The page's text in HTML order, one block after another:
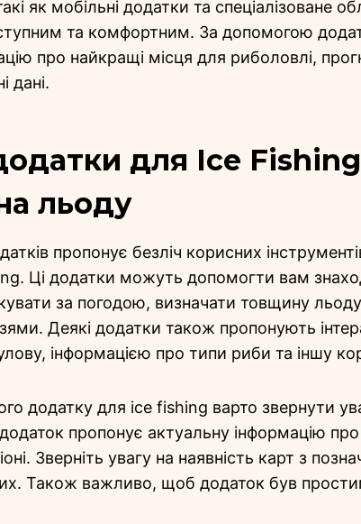
як мобільні додатки та спеціалізоване
та комфортним. За допомогою
про найкращі місця для риболовлі,
дані.
для Ice
льоду
пропонує безліч корисних
Ці додатки можуть допомогти вам
за погодою, визначати товщину
Деякі додатки також пропонують
інформацією про типи риби та іншу
додатку для ice fishing варто звернути
пропонує актуальну інформацію
Зверніть увагу на наявність карт з
Також важливо, щоб додаток був